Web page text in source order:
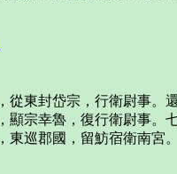
封岱宗，行衛尉事。
宗幸魯，復行衛尉事。
郡國，留魴宿衛南宮